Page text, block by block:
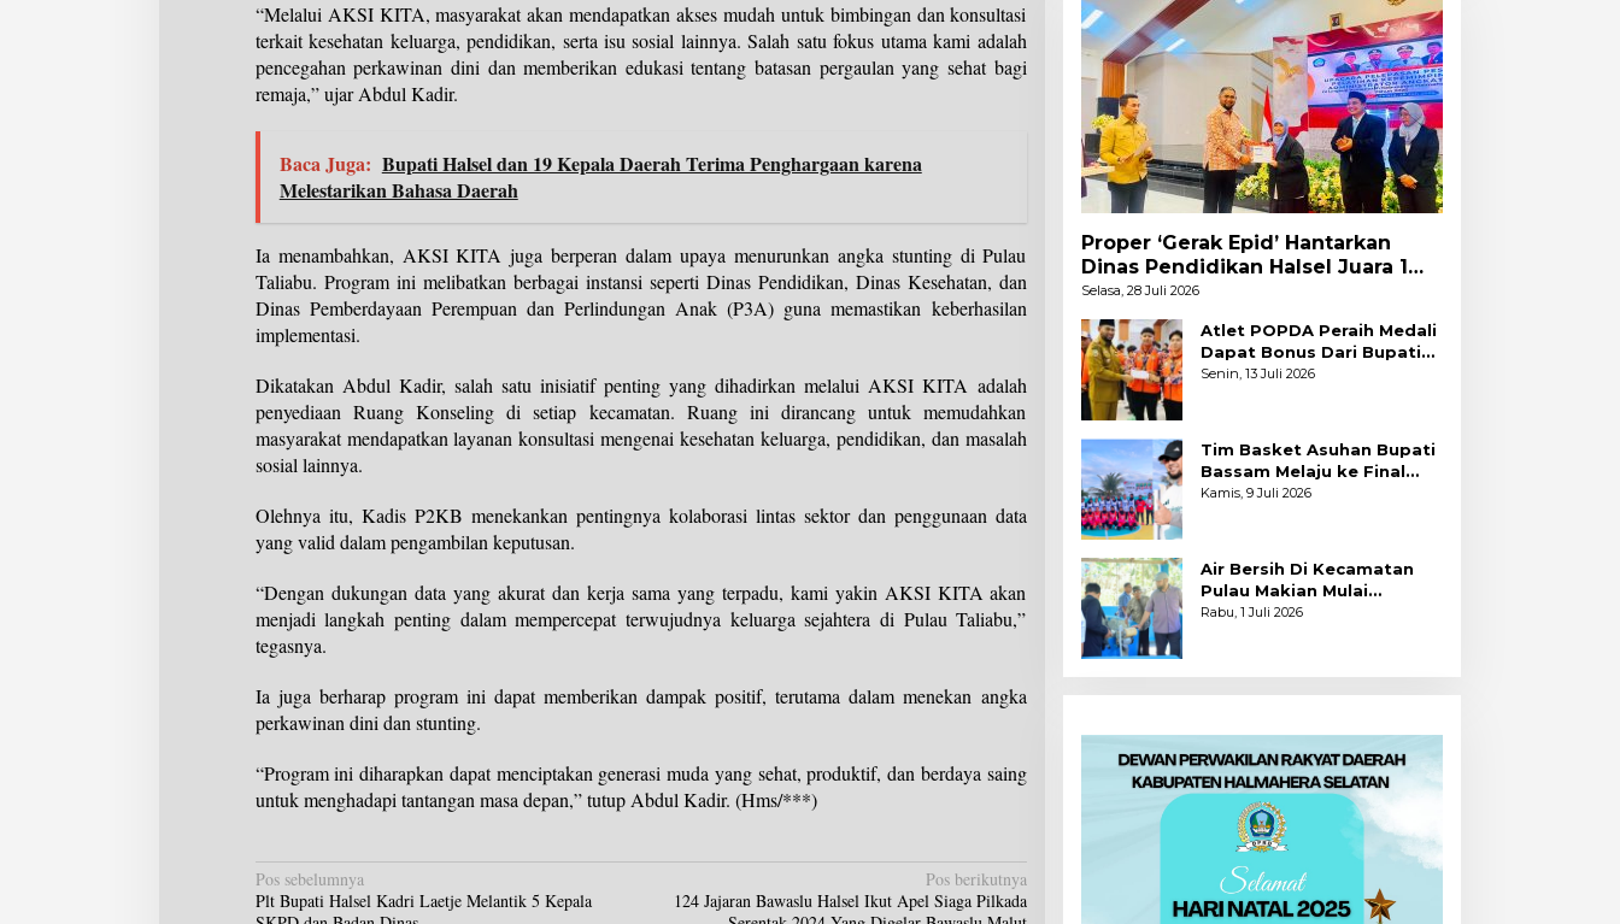
“Melalui AKSI KITA, masyarakat akan mendapatkan akses mudah untuk bimbingan dan konsultasi
terkait kesehatan keluarga, pendidikan, serta isu sosial lainnya. Salah satu fokus utama kami adalah
pencegahan perkawinan dini dan memberikan edukasi tentang batasan pergaulan yang sehat bagi
remaja,” ujar Abdul Kadir.
Baca Juga: Bupati Halsel dan 19 Kepala Daerah Terima Penghargaan karena
Melestarikan Bahasa Daerah
Ia menambahkan, AKSI KITA juga berperan dalam upaya menurunkan angka stunting di Pulau
Taliabu. Program ini melibatkan berbagai instansi seperti Dinas Pendidikan, Dinas Kesehatan, dan
Dinas Pemberdayaan Perempuan dan Perlindungan Anak (P3A) guna memastikan keberhasilan
implementasi.
Dikatakan Abdul Kadir, salah satu inisiatif penting yang dihadirkan melalui AKSI KITA adalah
penyediaan Ruang Konseling di setiap kecamatan. Ruang ini dirancang untuk memudahkan
masyarakat mendapatkan layanan konsultasi mengenai kesehatan keluarga, pendidikan, dan masalah
sosial lainnya.
Olehnya itu, Kadis P2KB menekankan pentingnya kolaborasi lintas sektor dan penggunaan data
yang valid dalam pengambilan keputusan.
“Dengan dukungan data yang akurat dan kerja sama yang terpadu, kami yakin AKSI KITA akan
menjadi langkah penting dalam mempercepat terwujudnya keluarga sejahtera di Pulau Taliabu,”
tegasnya.
Ia juga berharap program ini dapat memberikan dampak positif, terutama dalam menekan angka
perkawinan dini dan stunting.
“Program ini diharapkan dapat menciptakan generasi muda yang sehat, produktif, dan berdaya saing
untuk menghadapi tantangan masa depan,” tutup Abdul Kadir. (Hms/***)
N
a
Pos sebelumnya
Plt Bupati Halsel Kadri Laetje Melantik 5 Kepala
Pos berikutnya
124 Jajaran Bawaslu Halsel Ikut Apel Siaga Pilkada
Proper ‘Gerak Epid’ Hantarkan
Dinas Pendidikan Halsel Juara 1
PKA Angkatan Pertama
Selasa, 28 Juli 2026
Atlet POPDA Peraih Medali
Dapat Bonus Dari Bupati
Bassam
Senin, 13 Juli 2026
Tim Basket Asuhan Bupati
Bassam Melaju ke Final
Usai Bekuk Kota Tidore
Kamis, 9 Juli 2026
Air Bersih Di Kecamatan
Pulau Makian Mulai
Dinikmati
Rabu, 1 Juli 2026